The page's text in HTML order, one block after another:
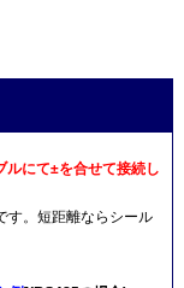
ルにて±を合せて接続し
す。短距離ならシール